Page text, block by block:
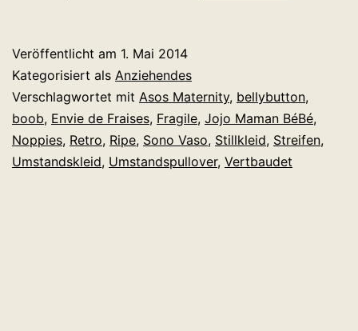
in
diesem
Sommer
Veröffentlicht am 1. Mai 2014
Kategorisiert als Anziehendes
Verschlagwortet mit Asos Maternity, bellybutton,
boob, Envie de Fraises, Fragile, Jojo Maman BéBé,
Noppies, Retro, Ripe, Sono Vaso, Stillkleid, Streifen,
Umstandskleid, Umstandspullover, Vertbaudet